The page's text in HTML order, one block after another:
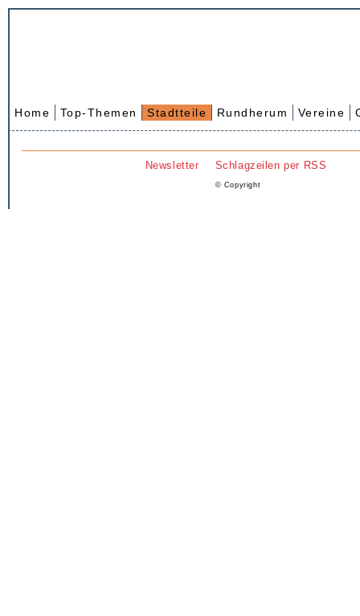
Home Top-Themen Stadtteile Rundherum Vereine
Newsletter Schlagzeilen per RSS
© Copyright